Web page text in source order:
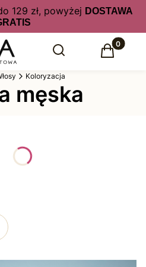
129 zł, powyżej DOSTAWA
Otwórz wyszukiwarkę
Szukaj Produkty
Koszyk
Koloryzacja
męska